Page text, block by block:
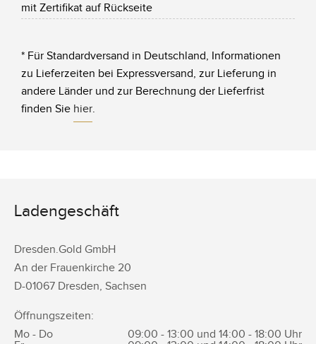
mit Zertifikat auf Rückseite
* Für Standardversand in Deutschland, Informationen
zu Lieferzeiten bei Expressversand, zur Lieferung in
andere Länder und zur Berechnung der Lieferfrist
finden Sie hier.
Ladengeschäft
Dresden.Gold GmbH
An der Frauenkirche 20
D-01067 Dresden, Sachsen
Öffnungszeiten:
Mo - Do
09:00 - 13:00 und 14:00 - 18:00 Uhr